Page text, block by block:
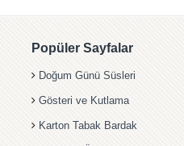
Popüler Sayfalar
Doğum Günü Süsleri
Gösteri ve Kutlama
Karton Tabak Bardak